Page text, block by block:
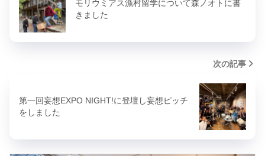
モリウミアス漁村留学について森ノオトに書
きました
次の記事
第一回妄想EXPO NIGHT!に登壇し妄想ピッチ
をしました